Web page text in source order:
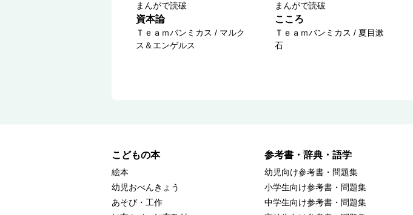
まんがで読破
資本論
Ｔｅａｍバンミカス / マルク
ス＆エンゲルス
まんがで読破
こころ
Ｔｅａｍバンミカス / 夏目漱
石
こどもの本
絵本
幼児おべんきょう
あそび・工作
参考書・辞典・語学
幼児向け参考書・問題集
小学生向け参考書・問題集
中学生向け参考書・問題集